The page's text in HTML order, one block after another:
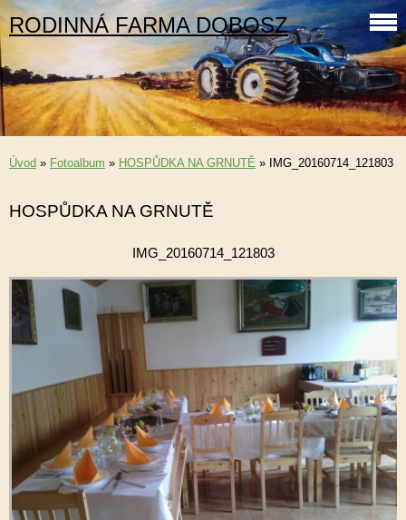
RODINNÁ FARMA DOBOSZ
Úvod » Fotoalbum » HOSPŮDKA NA GRNUTĚ » IMG_20160714_121803
HOSPŮDKA NA GRNUTĚ
IMG_20160714_121803